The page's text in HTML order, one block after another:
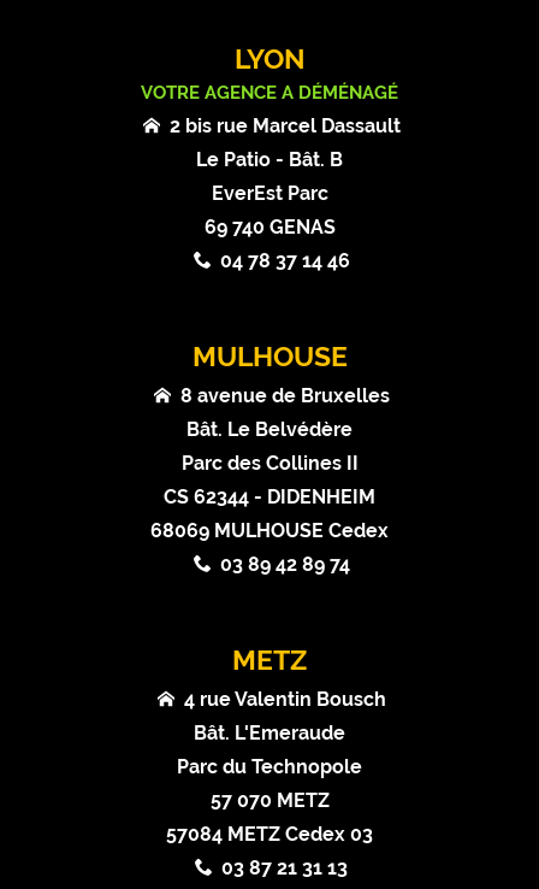
LYON
VOTRE AGENCE A DÉMÉNAGÉ
2 bis rue Marcel Dassault
Le Patio - Bât. B
EverEst Parc
69 740 GENAS
04 78 37 14 46
MULHOUSE
8 avenue de Bruxelles
Bât. Le Belvédère
Parc des Collines II
CS 62344 - DIDENHEIM
68069 MULHOUSE Cedex
03 89 42 89 74
METZ
4 rue Valentin Bousch
Bât. L'Emeraude
Parc du Technopole
57 070 METZ
57084 METZ Cedex 03
03 87 21 31 13